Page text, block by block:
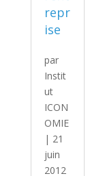
repr
ise
par
Instit
ut
ICON
OMIE
| 21
juin
2012